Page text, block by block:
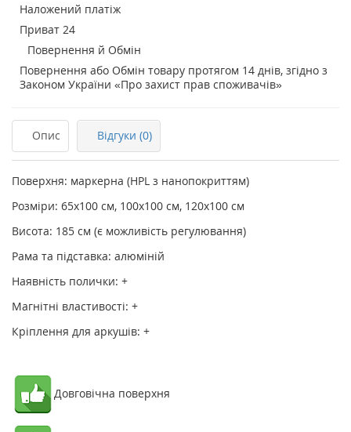
Наложений платіж
Приват 24
Повернення й Обмін
Повернення або Обмін товару протягом 14 днів, згідно з
Законом України «Про захист прав споживачів»
Опис Відгуки (0)
Поверхня: маркерна (HPL з нанопокриттям)
Розміри: 65х100 см, 100х100 см, 120х100 см
Висота: 185 см (є можливість регулювання)
Рама та підставка: алюміній
Наявність полички: +
Магнітні властивості: +
Кріплення для аркушів: +
Довговічна поверхня